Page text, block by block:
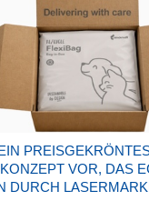
VOR, DAS
DURCH